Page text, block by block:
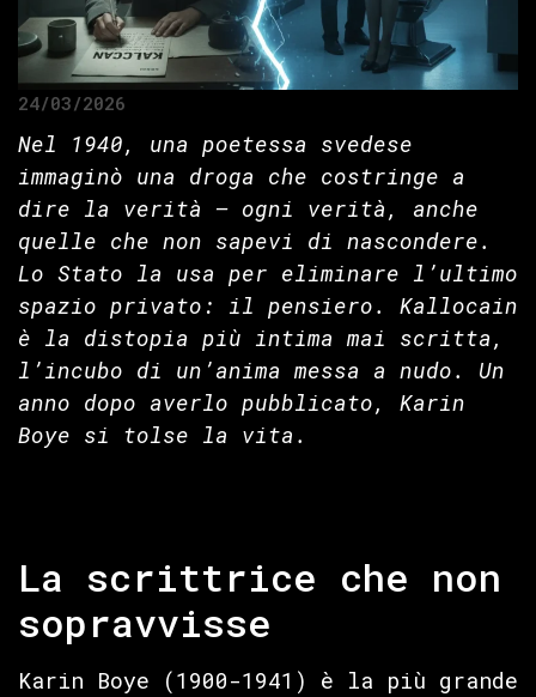
24/03/2026
Nel 1940, una poetessa svedese
immaginò una droga che costringe a
dire la verità — ogni verità, anche
quelle che non sapevi di nascondere.
Lo Stato la usa per eliminare l’ultimo
spazio privato: il pensiero. Kallocain
è la distopia più intima mai scritta,
l’incubo di un’anima messa a nudo. Un
anno dopo averlo pubblicato, Karin
Boye si tolse la vita.
La scrittrice che non
sopravvisse
Karin Boye (1900-1941) è la più grande